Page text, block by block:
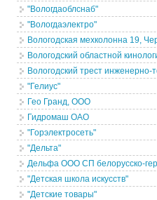
"Вологдаоблснаб"
"Вологдаэлектро"
Вологодская мехколонна 19,
Вологодский областной
Вологодский трест инженерно-
"Гелиус"
Гео Гранд, ООО
Гидромаш ОАО
"Горэлектросеть"
"Дельта"
Дельфа ООО СП белорусско-
"Детская школа искусств"
"Детские товары"